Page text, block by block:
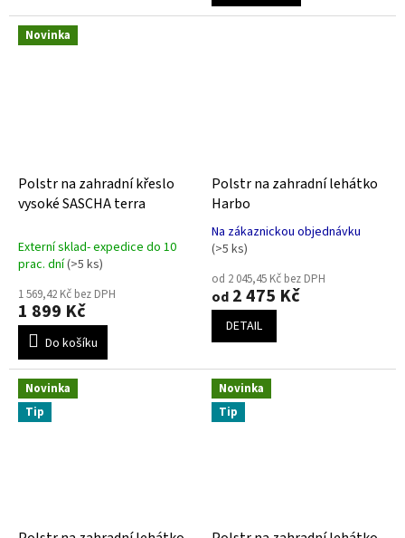
Novinka
Polstr na zahradní křeslo
vysoké SASCHA terra
Externí sklad- expedice do 10
prac. dní(>5 ks)
1 569,42 Kč bez DPH
1 899 Kč
Do košíku
Polstr na zahradní lehátko
Harbo
Průměrné
hodnocení
produktu
je
5,0
5
Na zákaznickou objednávku
(>5 ks)
od 2 045,45 Kč bez DPH
od 2 475 Kč
DETAIL
Novinka
Tip
Novinka
Tip